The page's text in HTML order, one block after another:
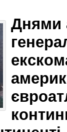
Днями